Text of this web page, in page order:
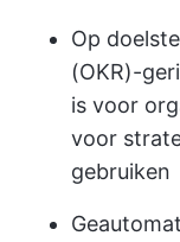
Op
(OKR)-
is voor
voor
gebruiken